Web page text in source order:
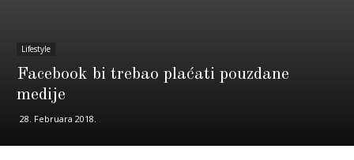
Lifestyle
Facebook bi trebao plaćati pouzdane
medije
28. Februara 2018.